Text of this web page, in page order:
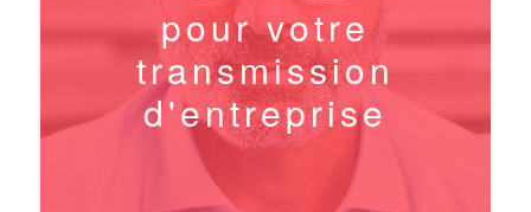
pour votre
transmission
d'entreprise